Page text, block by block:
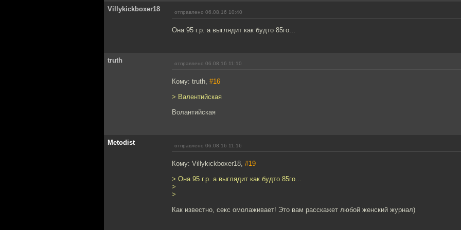
Villykickboxer18 отправлено 06.08.16 10:40
Она 95 г.р. а выглядит как будто 85го...
truth отправлено 06.08.16 11:10
Кому: truth, #16
> Валентийская
Волантийская
Metodist отправлено 06.08.16 11:16
Кому: Villykickboxer18, #19
> Она 95 г.р. а выглядит как будто 85го...
>
>
Как известно, секс омолаживает! Это вам расскажет любой женский журнал)